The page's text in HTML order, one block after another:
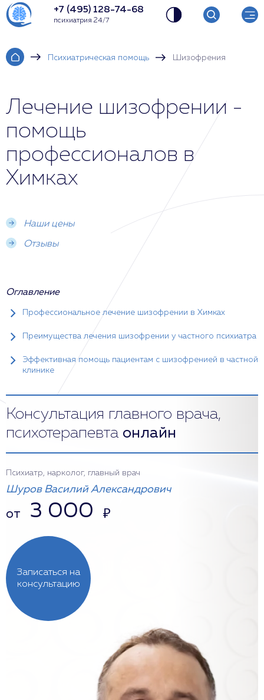
+7 (495) 128-74-68
психиатрия 24/7
Психиатрическая помощь Шизофрения
Лечение шизофрении -
помощь
профессионалов в
Химках
Наши цены
Отзывы
Оглавление
Профессиональное лечение шизофрении в Химках
Преимущества лечения шизофрении у частного психиатра
Эффективная помощь пациентам с шизофренией в частной
клинике
Консультация главного врача,
психотерапевта онлайн
Записаться на
консультацию
Психиатр, нарколог, главный врач
Шуров Василий Александрович
от 3 000 ₽